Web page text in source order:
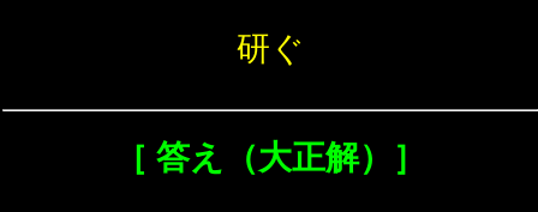
研ぐ
［ 答え（大正解）］